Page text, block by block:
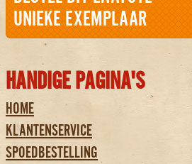
UNIEKE EXEMPLAAR
HANDIGE PAGINA'S
HOME
KLANTENSERVICE
SPOEDBESTELLING